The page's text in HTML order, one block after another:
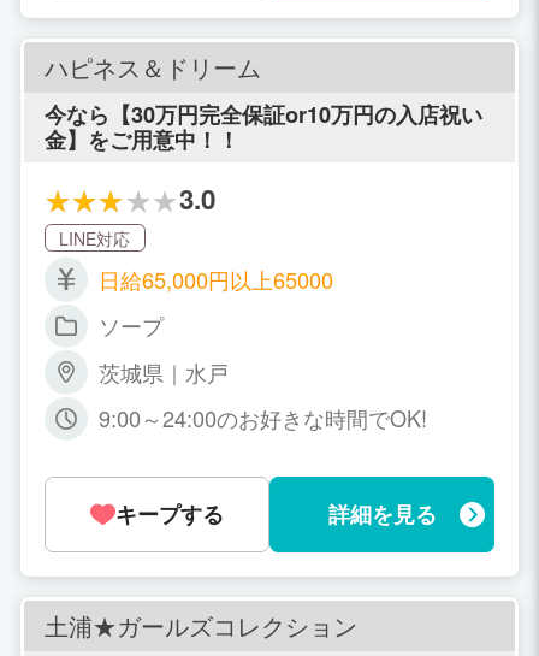
ハピネス＆ドリーム
今なら【30万円完全保証or10万円の入店祝い
金】をご用意中！！
3.0
LINE対応
日給65,000円以上65000
ソープ
茨城県｜水戸
9:00～24:00のお好きな時間でOK!
キープする 詳細を見る
土浦★ガールズコレクション